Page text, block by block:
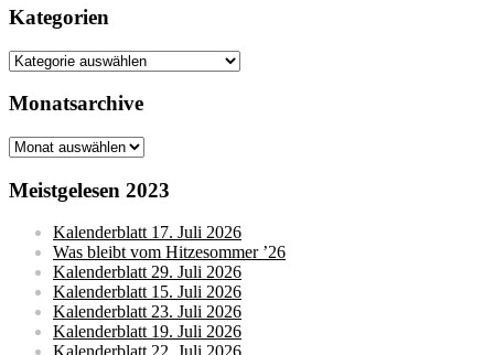
Kategorien
Kategorien
Monatsarchive
Monatsarchive
Meistgelesen 2023
Kalenderblatt 17. Juli 2026
Was bleibt vom Hitzesommer ’26
Kalenderblatt 29. Juli 2026
Kalenderblatt 15. Juli 2026
Kalenderblatt 23. Juli 2026
Kalenderblatt 19. Juli 2026